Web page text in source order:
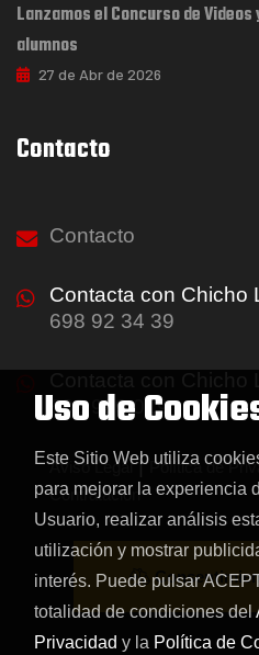
Lanzamos el Concurso de
alumnos
27 de Abr de 2026
Contacto
Contacto
Contacta con Chicho
698 92 34 39
688 999 019
Aviso Legal | Política de
Contratación
Uso de
Este Sitio Web utiliza
para mejorar la experiencia
Usuario, realizar análisis
utilización y mostrar
interés. Puede pulsar
totalidad de condiciones del
Privacidad y la Política de